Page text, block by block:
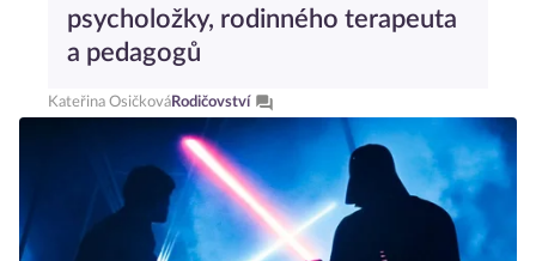
psycholožky, rodinného terapeuta
a pedagogů
Kateřina OsičkováRodičovství